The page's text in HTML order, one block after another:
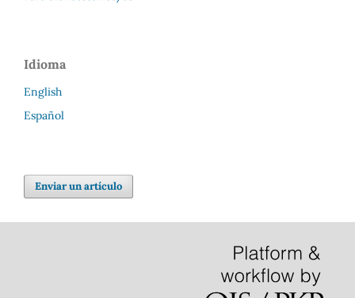
Idioma
English
Español
Enviar un artículo